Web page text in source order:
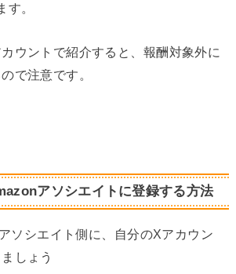
す。
ウントで紹介すると、報酬対象外に
で注意です。
アソシエイトに登録する方法
ソシエイト側に、自分のXアカウン
しょう